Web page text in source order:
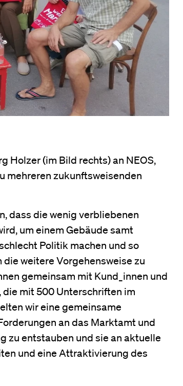
Holzer (im Bild rechts) an NEOS,
mehreren zukunftsweisenden
dass die wenig verbliebenen
um einem Gebäude samt
Politik machen und so
weitere Vorgehensweise zu
gemeinsam mit Kund_innen und
mit 500 Unterschriften im
wir eine gemeinsame
an das Marktamt und
zu entstauben und sie an aktuelle
und eine Attraktivierung des